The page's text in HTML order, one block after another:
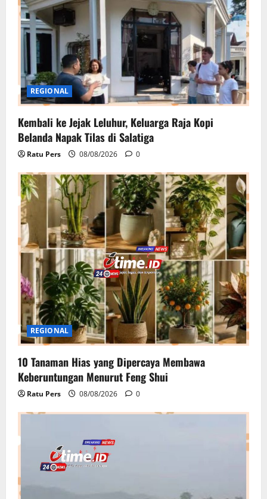
REGIONAL
Kembali ke Jejak Leluhur, Keluarga Raja Kopi
Belanda Napak Tilas di Salatiga
Ratu Pers 08/08/2026 0
REGIONAL
10 Tanaman Hias yang Dipercaya Membawa
Keberuntungan Menurut Feng Shui
Ratu Pers 08/08/2026 0